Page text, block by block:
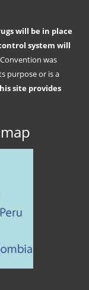
will be in place
system will
was
purpose or is a
site provides